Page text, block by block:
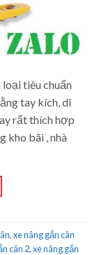
tiêu chuẩn
tay kích, di
rất thích hợp
kho bãi , nhà
,xe nâng gắn cân
cân 2,xe nâng gắn